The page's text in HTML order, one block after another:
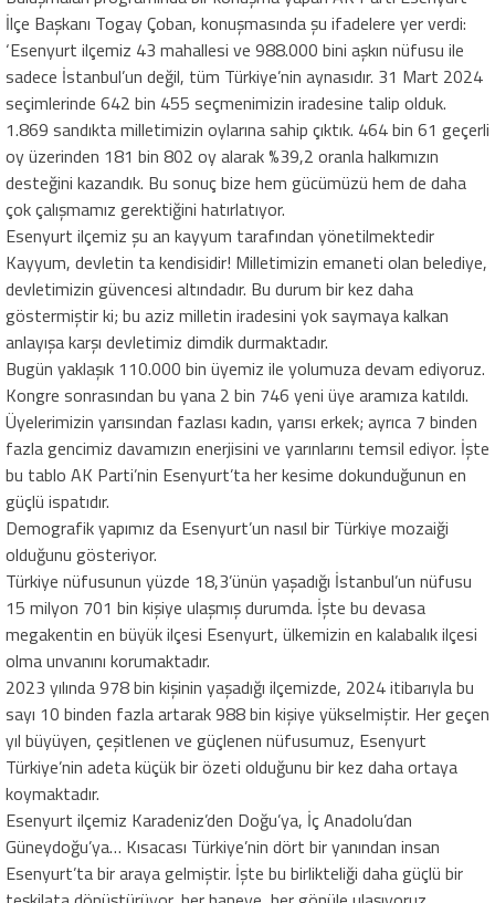
İlçe Başkanı Togay Çoban, konuşmasında şu ifadelere yer verdi:
‘Esenyurt ilçemiz 43 mahallesi ve 988.000 bini aşkın nüfusu ile
sadece İstanbul’un değil, tüm Türkiye’nin aynasıdır. 31 Mart 2024
seçimlerinde 642 bin 455 seçmenimizin iradesine talip olduk.
1.869 sandıkta milletimizin oylarına sahip çıktık. 464 bin 61 geçerli
oy üzerinden 181 bin 802 oy alarak %39,2 oranla halkımızın
desteğini kazandık. Bu sonuç bize hem gücümüzü hem de daha
çok çalışmamız gerektiğini hatırlatıyor.
Esenyurt ilçemiz şu an kayyum tarafından yönetilmektedir
Kayyum, devletin ta kendisidir! Milletimizin emaneti olan belediye,
devletimizin güvencesi altındadır. Bu durum bir kez daha
göstermiştir ki; bu aziz milletin iradesini yok saymaya kalkan
anlayışa karşı devletimiz dimdik durmaktadır.
Bugün yaklaşık 110.000 bin üyemiz ile yolumuza devam ediyoruz.
Kongre sonrasından bu yana 2 bin 746 yeni üye aramıza katıldı.
Üyelerimizin yarısından fazlası kadın, yarısı erkek; ayrıca 7 binden
fazla gencimiz davamızın enerjisini ve yarınlarını temsil ediyor. İşte
bu tablo AK Parti’nin Esenyurt’ta her kesime dokunduğunun en
güçlü ispatıdır.
Demografik yapımız da Esenyurt’un nasıl bir Türkiye mozaiği
olduğunu gösteriyor.
Türkiye nüfusunun yüzde 18,3’ünün yaşadığı İstanbul’un nüfusu
15 milyon 701 bin kişiye ulaşmış durumda. İşte bu devasa
megakentin en büyük ilçesi Esenyurt, ülkemizin en kalabalık ilçesi
olma unvanını korumaktadır.
2023 yılında 978 bin kişinin yaşadığı ilçemizde, 2024 itibarıyla bu
sayı 10 binden fazla artarak 988 bin kişiye yükselmiştir. Her geçen
yıl büyüyen, çeşitlenen ve güçlenen nüfusumuz, Esenyurt
Türkiye’nin adeta küçük bir özeti olduğunu bir kez daha ortaya
koymaktadır.
Esenyurt ilçemiz Karadeniz’den Doğu’ya, İç Anadolu’dan
Güneydoğu’ya… Kısacası Türkiye’nin dört bir yanından insan
Esenyurt’ta bir araya gelmiştir. İşte bu birlikteliği daha güçlü bir